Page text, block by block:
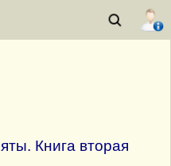
Книга вторая